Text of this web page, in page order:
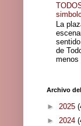
La
de
menos
Archivo
► 2025
► 2024